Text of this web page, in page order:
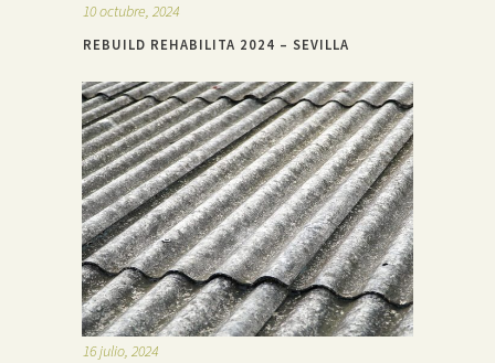
10 octubre, 2024
REBUILD REHABILITA 2024 – SEVILLA
16 julio, 2024